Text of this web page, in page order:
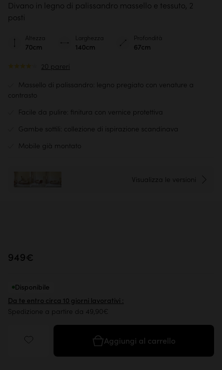
Divano in legno di palissandro massello e tessuto, 2
posti
20 pareri
Massello di palissandro: legno pregiato con venature a
contrasto
Facile da pulire: finitura con vernice protettiva
Gambe sottili: collezione di ispirazione scandinava
Mobile già montato
Altezza
70cm
Larghezza
140cm
Profondità
67cm
Visualizza le versioni
949€
Aggiungi al carrello
Disponibile
Da te entro circa 10 giorni lavorativi :
Spedizione a partire da 49,90€